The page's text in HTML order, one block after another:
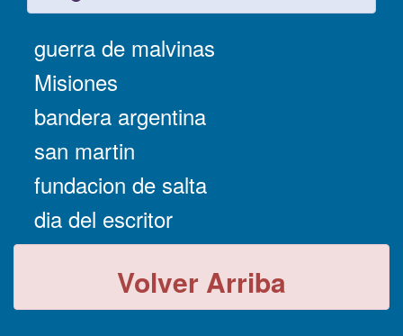
guerra de malvinas
Misiones
bandera argentina
san martin
fundacion de salta
dia del escritor
Volver Arriba